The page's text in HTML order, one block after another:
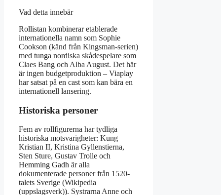
Vad detta innebär
Rollistan kombinerar etablerade
internationella namn som Sophie
Cookson (känd från Kingsman-serien)
med tunga nordiska skådespelare som
Claes Bang och Alba August. Det här
är ingen budgetproduktion – Viaplay
har satsat på en cast som kan bära en
internationell lansering.
Historiska personer
Fem av rollfigurerna har tydliga
historiska motsvarigheter: Kung
Kristian II, Kristina Gyllenstierna,
Sten Sture, Gustav Trolle och
Hemming Gadh är alla
dokumenterade personer från 1520-
talets Sverige (Wikipedia
(uppslagsverk)). Systrarna Anne och